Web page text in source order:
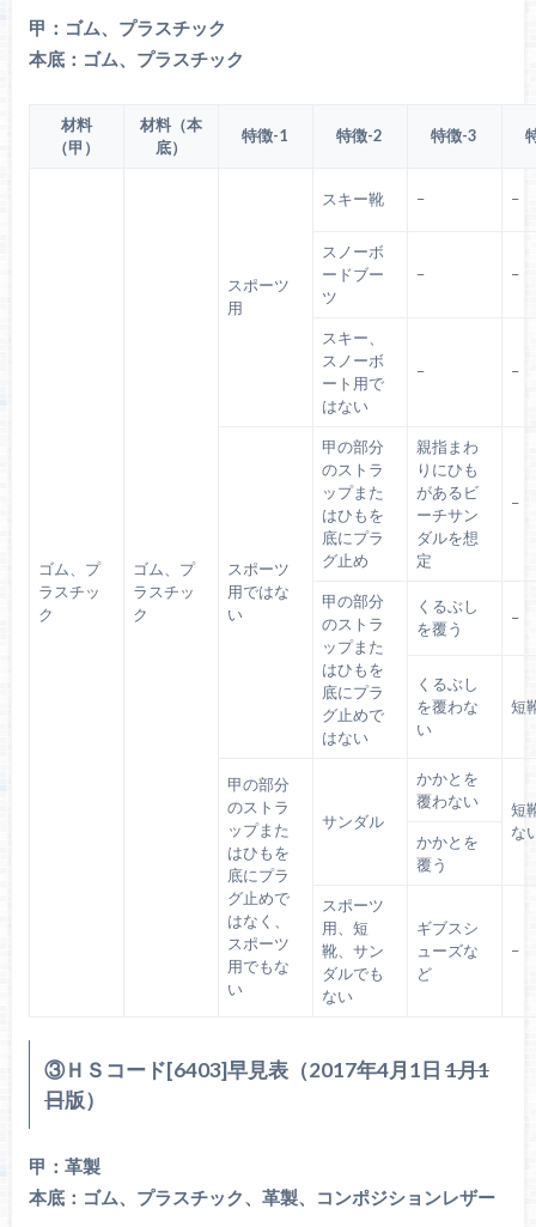
甲：ゴム、プラスチック
本底：ゴム、プラスチック
材料
（甲）
材料（本
底）
特徴-1 特徴-2 特徴-3
ゴム、プ
ラスチッ
ク
ゴム、プ
ラスチッ
ク
スポーツ
用
スキー靴 – –
スノーボ
ードブー
ツ
– –
スキー、
スノーボ
ート用で
はない
– –
スポーツ
用ではな
い
甲の部分
のストラ
ップまた
はひもを
底にプラ
グ止め
親指まわ
りにひも
があるビ
ーチサン
ダルを想
定
–
甲の部分
のストラ
ップまた
はひもを
底にプラ
グ止めで
はない
くるぶし
を覆う
–
くるぶし
を覆わな
い
短
甲の部分
のストラ
ップまた
はひもを
底にプラ
グ止めで
はなく、
スポーツ
用でもな
い
サンダル
かかとを
覆わない
短
な
かかとを
覆う
スポーツ
用、短
靴、サン
ダルでも
ない
ギブスシ
ューズな
ど
–
③ＨＳコード[6403]早見表（2017年4月1日 1月1
日版）
甲：革製
本底：ゴム、プラスチック、革製、コンポジションレザー